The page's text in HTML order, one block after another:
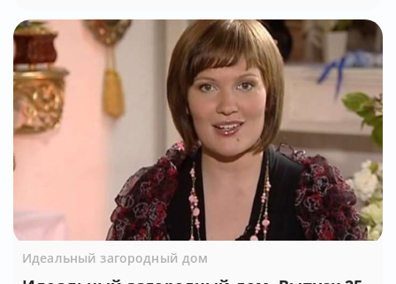
Идеальный загородный дом